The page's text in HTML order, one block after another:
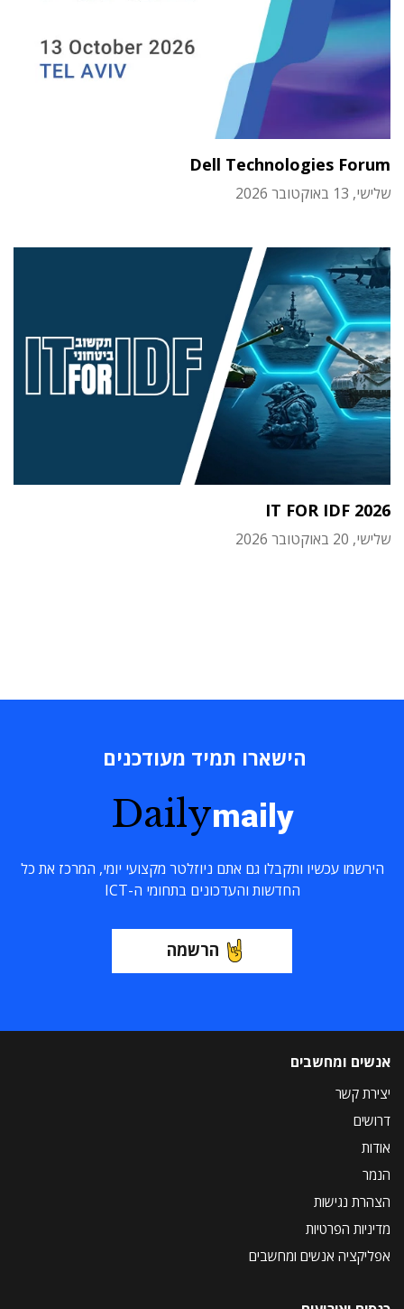
Dell Technologies Forum
שלישי, 13 באוקטובר 2026
IT FOR IDF 2026
שלישי, 20 באוקטובר 2026
הישארו תמיד מעודכנים
Dailymaily
הירשמו עכשיו ותקבלו גם אתם ניוזלטר מקצועי יומי, המרכז את כל
החדשות והעדכונים בתחומי ה-ICT
הרשמה
אנשים ומחשבים
יצירת קשר
דרושים
אודות
הנמר
הצהרת נגישות
מדיניות הפרטיות
אפליקציה אנשים ומחשבים